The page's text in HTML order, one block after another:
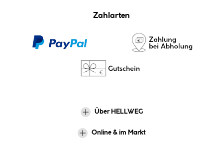
Zahlarten
Über HELLWEG
Online & im Markt